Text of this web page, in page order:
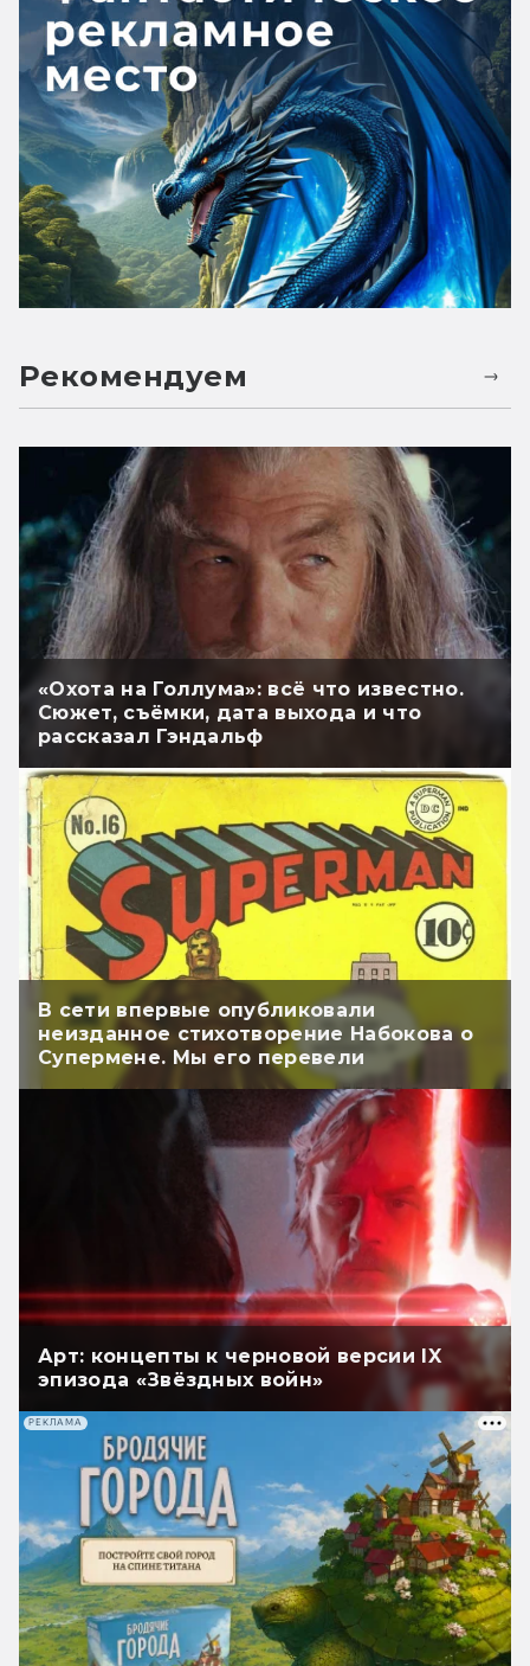
Рекомендуем
«Охота на Голлума»: всё что известно.
Сюжет, съёмки, дата выхода и что
рассказал Гэндальф
В сети впервые опубликовали
неизданное стихотворение Набокова о
Супермене. Мы его перевели
Арт: концепты к черновой версии IX
эпизода «Звёздных войн»
РЕКЛАМА